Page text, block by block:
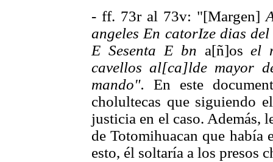
- ff. 73r al 73v: "[Margen]
angeles En catorIze dias
E Sesenta E bn a[ñ]osel
cavellos al[ca]lde mayor
mando". En este
cholultecas que siguiendo
justicia en el caso. Además,
de Totomihuacan que había
esto, él soltaría a los presos